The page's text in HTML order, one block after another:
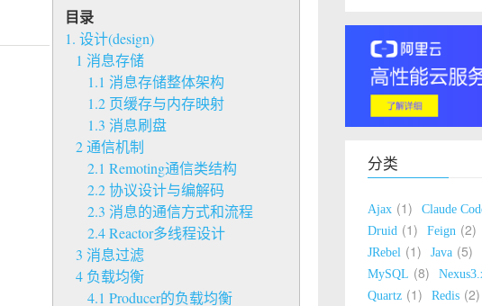
目录
1. 设计(design)
1 消息存储
1.1 消息存储整体架构
1.2 页缓存与内存映射
1.3 消息刷盘
2 通信机制
2.1 Remoting通信类结构
2.2 协议设计与编解码
2.3 消息的通信方式和流程
2.4 Reactor多线程设计
3 消息过滤
4 负载均衡
4.1 Producer的负载均衡
分类
Ajax 1 Claude
Druid 1 Feign 2
JRebel 1 Java 5
MySQL 8
Quartz 1 Redis 2